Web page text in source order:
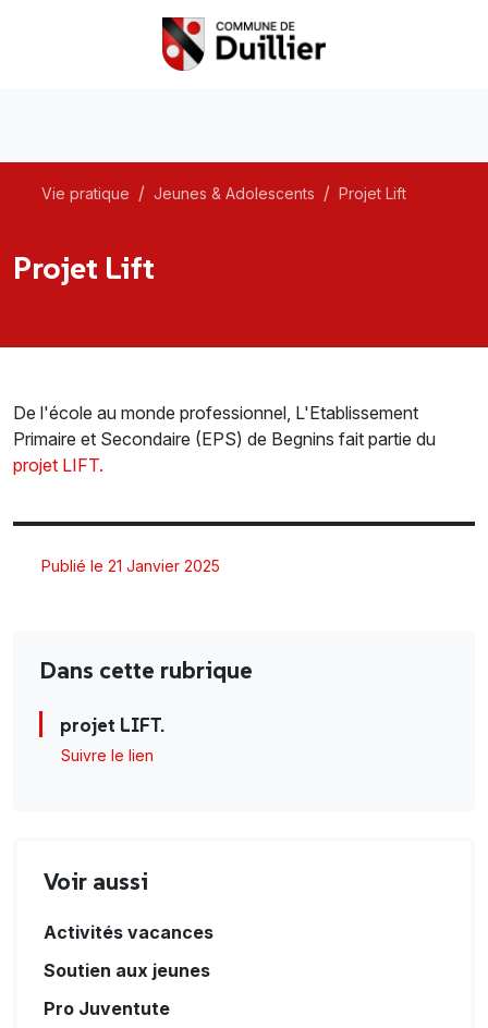
Vie pratique Jeunes & Adolescents Projet Lift
Projet Lift
De l'école au monde professionnel, L'Etablissement
Primaire et Secondaire (EPS) de Begnins fait partie du
projet LIFT.
Publié le 21 Janvier 2025
Dans cette rubrique
projet LIFT.
Suivre le lien
Voir aussi
Activités vacances
Soutien aux jeunes
Pro Juventute